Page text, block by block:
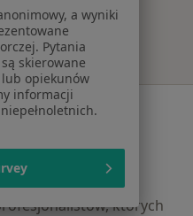
pacjentów
profesjonalistów
których
a wyniki
Pytania
skierowane
lub opiekunów
informacji